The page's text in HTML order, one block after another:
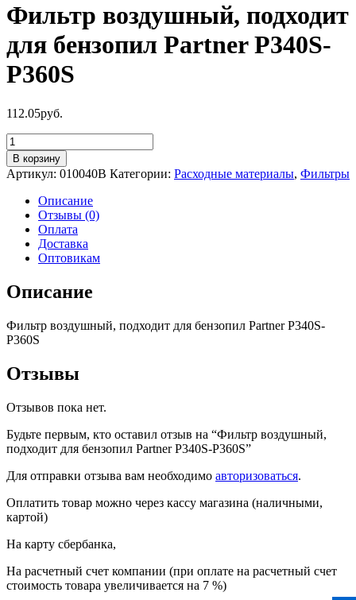
Фильтр воздушный, подходит
для бензопил Partner P340S-
P360S
112.05руб.
Количество
товара
Фильтр
воздушный,
подходит
бензопил
Partner
P340S-
P360S
В корзину
Артикул: 010040B Категории: Расходные материалы, Фильтры
Описание
Отзывы (0)
Оплата
Доставка
Оптовикам
Описание
Фильтр воздушный, подходит для бензопил Partner P340S-
P360S
Отзывы
Отзывов пока нет.
Будьте первым, кто оставил отзыв на “Фильтр воздушный,
подходит для бензопил Partner P340S-P360S”
Для отправки отзыва вам необходимо авторизоваться.
Оплатить товар можно через кассу магазина (наличными,
картой)
На карту сбербанка,
На расчетный счет компании (при оплате на расчетный счет
стоимость товара увеличивается на 7 %)